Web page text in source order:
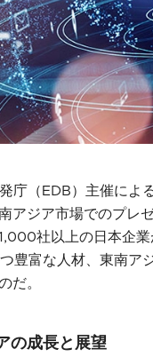
庁（EDB）主催によ
アジア市場でのプレ
社以上の日本企
な人材、東南ア
だ。
の成長と展望